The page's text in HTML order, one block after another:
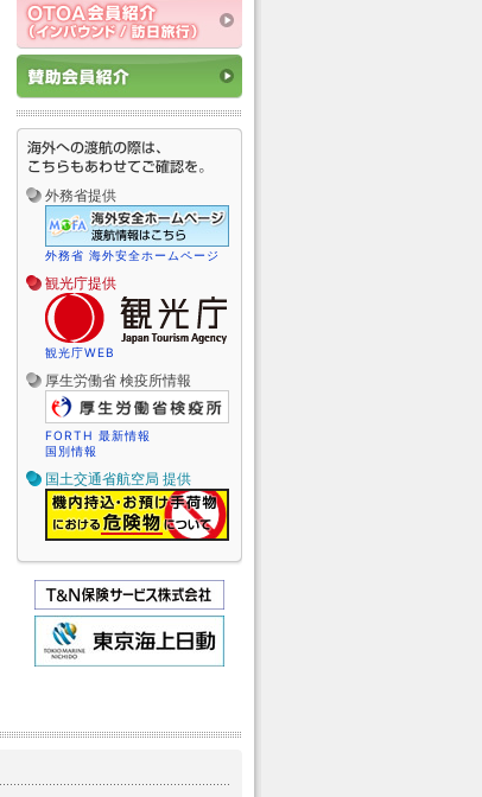
外務省提供
外務省 海外安全ホームページ
観光庁提供
観光庁WEB
厚生労働省 検疫所情報
FORTH 最新情報
国別情報
国土交通省航空局 提供